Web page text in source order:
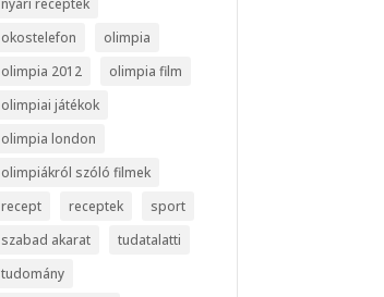
nyári receptek
okostelefon
olimpia
olimpia 2012
olimpia film
olimpiai játékok
olimpia london
olimpiákról szóló filmek
recept
receptek
sport
szabad akarat
tudatalatti
tudomány